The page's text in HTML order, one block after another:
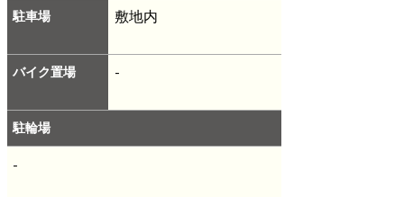
駐車場 敷地内
バイク置場 -
駐輪場
-